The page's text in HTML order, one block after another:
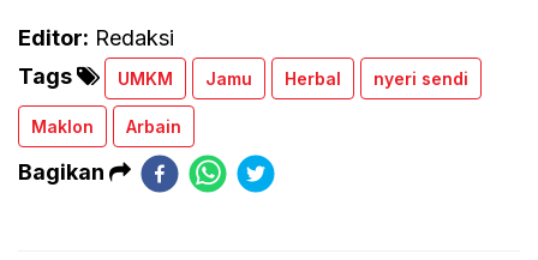
Editor: Redaksi
Tags
UMKM Jamu Herbal nyeri sendi
Maklon Arbain
Bagikan